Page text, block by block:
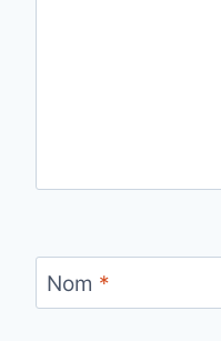
Nom *